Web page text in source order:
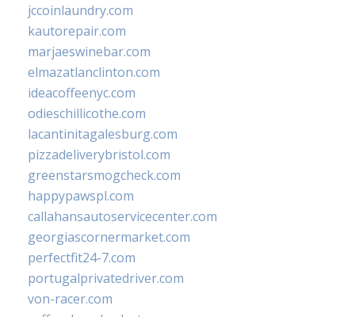
jccoinlaundry.com
kautorepair.com
marjaeswinebar.com
elmazatlanclinton.com
ideacoffeenyc.com
odieschillicothe.com
lacantinitagalesburg.com
pizzadeliverybristol.com
greenstarsmogcheck.com
happypawspl.com
callahansautoservicecenter.com
georgiascornermarket.com
perfectfit24-7.com
portugalprivatedriver.com
von-racer.com